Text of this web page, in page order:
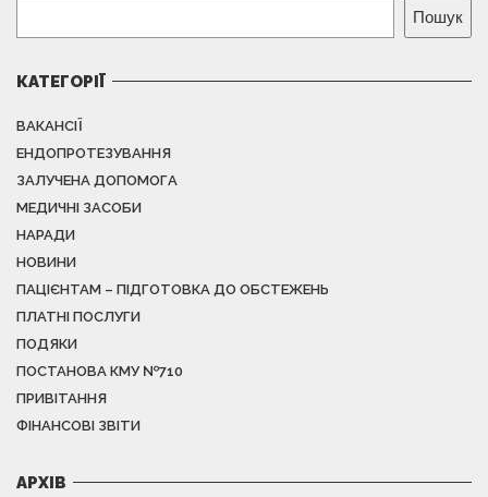
Пошук
КАТЕГОРІЇ
ВАКАНСІЇ
ЕНДОПРОТЕЗУВАННЯ
ЗАЛУЧЕНА ДОПОМОГА
МЕДИЧНІ ЗАСОБИ
НАРАДИ
НОВИНИ
ПАЦІЄНТАМ – ПІДГОТОВКА ДО ОБСТЕЖЕНЬ
ПЛАТНІ ПОСЛУГИ
ПОДЯКИ
ПОСТАНОВА КМУ №710
ПРИВІТАННЯ
ФІНАНСОВІ ЗВІТИ
АРХІВ